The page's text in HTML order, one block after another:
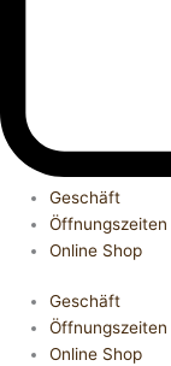
Geschäft
Öffnungszeiten
Online Shop
Geschäft
Öffnungszeiten
Online Shop